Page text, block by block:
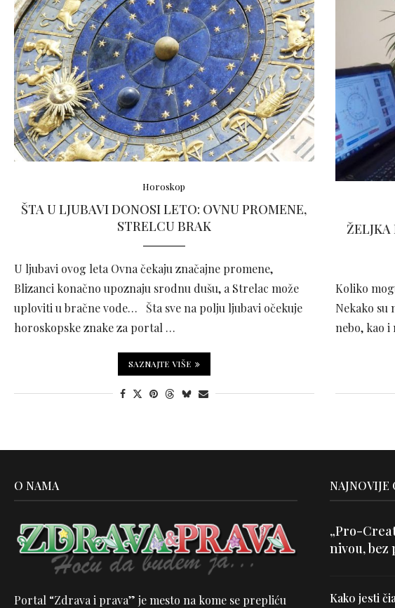
Horoskop
ŠTA U LJUBAVI DONOSI LETO: OVNU PROMENE,
STRELCU BRAK
U ljubavi ovog leta Ovna čekaju značajne promene,
Blizanci konačno upoznaju srodnu dušu, a Strelac može
uploviti u bračne vode… Šta sve na polju ljubavi očekuje
horoskopske znake za portal …
SAZNAJTE VIŠE
ŽELJKA
Koliko
Nekako su
nebo, kao i
O NAMA
Portal “Zdrava i prava” je mesto na kome se prepliću
NAJNOVIJE
„Pro-
nivou, bez
Kako jesti